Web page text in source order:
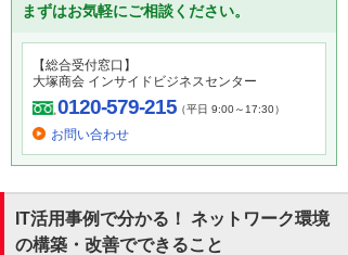
まずはお気軽にご相談ください。
【総合受付窓口】
大塚商会 インサイドビジネスセンター
0120-579-215（平日 9:00～17:30）
お問い合わせ
IT活用事例で分かる！ ネットワーク環境
の構築・改善でできること